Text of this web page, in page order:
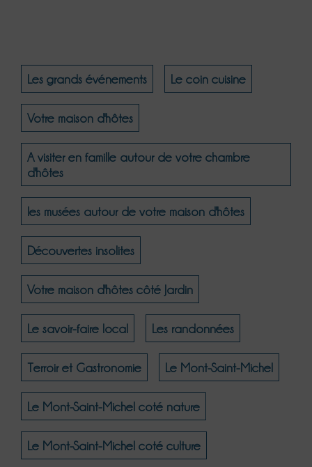
Les grands événements Le coin cuisine
Votre maison d'hôtes
A visiter en famille autour de votre chambre
d'hôtes
les musées autour de votre maison d'hôtes
Découvertes insolites
Votre maison d'hôtes côté Jardin
Le savoir-faire local Les randonnées
Terroir et Gastronomie Le Mont-Saint-Michel
Le Mont-Saint-Michel coté nature
Le Mont-Saint-Michel coté culture